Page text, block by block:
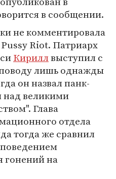
в сообщении.
не комментировала
Riot. Патриарх
Кириллвыступил с
лишь однажды
он назвал панк-
над великими
Глава
отдела
тогда же сравнил
гонений на